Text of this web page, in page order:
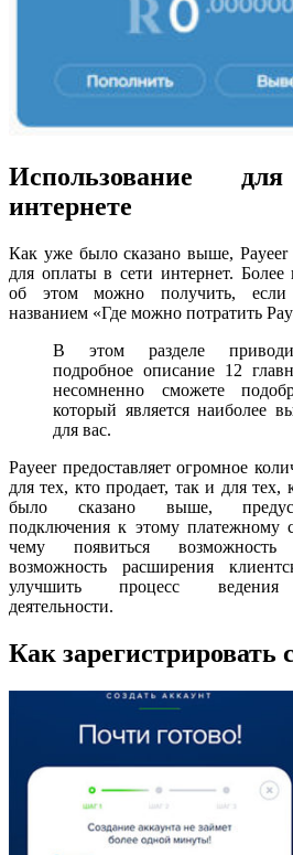
Использование
интернете
Как уже было сказано выше, Payeer
для оплаты в сети интернет.
об этом можно получить, если
названием «Где можно потратить
В этом разделе
подробное описание 12
несомненно сможете
который является наиболее
для вас.
Payeer предоставляет огромное
для тех, кто продает, так и для тех,
было сказано выше,
подключения к этому платежному
чему появиться
возможность расширения
улучшить процесс ведения
деятельности.
Как зарегистрировать